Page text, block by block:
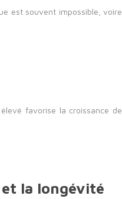
est souvent impossible, voire
favorise la croissance de
la longévité